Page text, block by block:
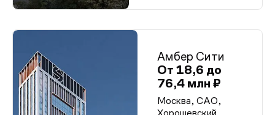
Амбер Сити
От 18,6 до
76,4 млн ₽
Москва, САО,
Хорошевский